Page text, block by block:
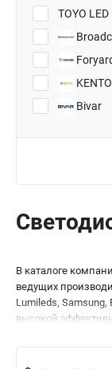
TOYO LED
KENTO
Bivar
В каталоге
ведущих
Lumileds, Samsung,
высокой
вариантов
полностью